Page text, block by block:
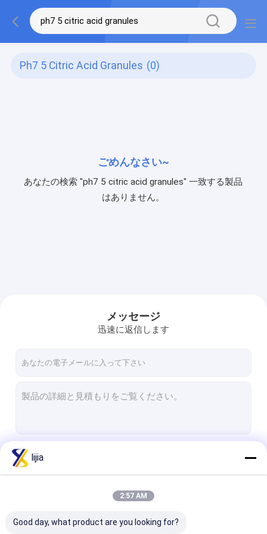
Ph7 5 Citric Acid Granules (0)
ごめんなさい~
あなたの検索 "ph7 5 citric acid granules" 一致する製品
はありません。
メッセージ
迅速に返信します
lijia
2:57 AM
Good day, what product are you looking for?